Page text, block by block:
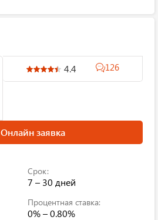
4.4 126
Онлайн заявка
Срок:
7 – 30 дней
Процентная ставка:
0% – 0.80%